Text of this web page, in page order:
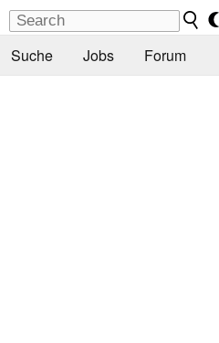
Suche Jobs Forum